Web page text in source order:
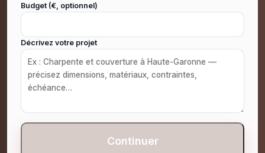
Budget (€, optionnel)
Décrivez votre projet
Continuer